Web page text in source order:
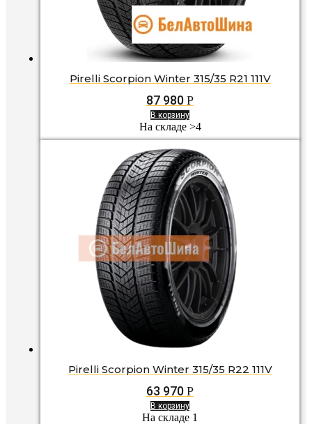
Pirelli Scorpion Winter 315/35 R21 111V
87 980 Р
В корзину
На складе >4
Pirelli Scorpion Winter 315/35 R22 111V
63 970 Р
В корзину
На складе 1